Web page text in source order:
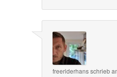
freeriderhansschrieb